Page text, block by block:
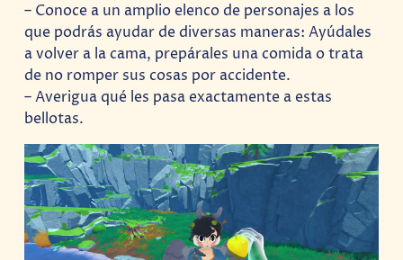
– Conoce a un amplio elenco de personajes a los
que podrás ayudar de diversas maneras: Ayúdales
a volver a la cama, prepárales una comida o trata
de no romper sus cosas por accidente.
– Averigua qué les pasa exactamente a estas
bellotas.